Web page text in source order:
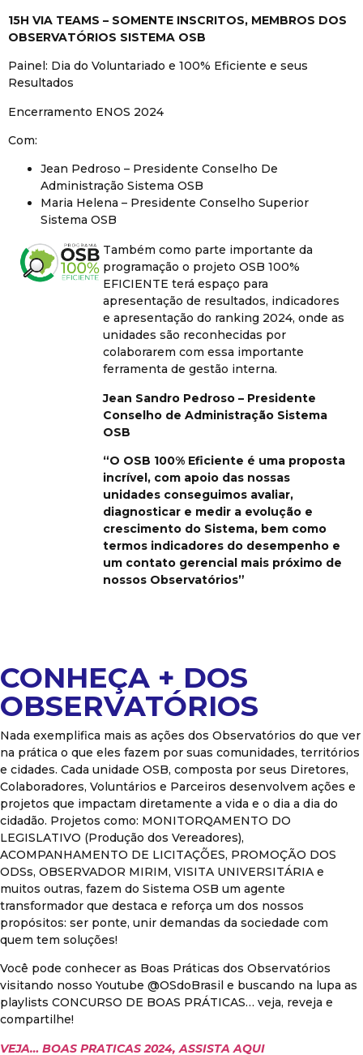
15H VIA TEAMS – SOMENTE INSCRITOS, MEMBROS DOS
OBSERVATÓRIOS SISTEMA OSB
Painel: Dia do Voluntariado e 100% Eficiente e seus
Resultados
Encerramento ENOS 2024
Com:
Jean Pedroso – Presidente Conselho De
Administração Sistema OSB
Maria Helena – Presidente Conselho Superior
Sistema OSB
Também como parte importante da
programação o projeto OSB 100%
EFICIENTE terá espaço para
apresentação de resultados, indicadores
e apresentação do ranking 2024, onde as
unidades são reconhecidas por
colaborarem com essa importante
ferramenta de gestão interna.
Jean Sandro Pedroso – Presidente
Conselho de Administração Sistema
OSB
“O OSB 100% Eficiente é uma proposta
incrível, com apoio das nossas
unidades conseguimos avaliar,
diagnosticar e medir a evolução e
crescimento do Sistema, bem como
termos indicadores do desempenho e
um contato gerencial mais próximo de
nossos Observatórios”
CONHEÇA + DOS
OBSERVATÓRIOS
Nada exemplifica mais as ações dos Observatórios do que ver
na prática o que eles fazem por suas comunidades, territórios
e cidades. Cada unidade OSB, composta por seus Diretores,
Colaboradores, Voluntários e Parceiros desenvolvem ações e
projetos que impactam diretamente a vida e o dia a dia do
cidadão. Projetos como: MONITORQAMENTO DO
LEGISLATIVO (Produção dos Vereadores),
ACOMPANHAMENTO DE LICITAÇÕES, PROMOÇÃO DOS
ODSs, OBSERVADOR MIRIM, VISITA UNIVERSITÁRIA e
muitos outras, fazem do Sistema OSB um agente
transformador que destaca e reforça um dos nossos
propósitos: ser ponte, unir demandas da sociedade com
quem tem soluções!
Você pode conhecer as Boas Práticas dos Observatórios
visitando nosso Youtube @OSdoBrasil e buscando na lupa as
playlists CONCURSO DE BOAS PRÁTICAS… veja, reveja e
compartilhe!
VEJA… BOAS PRATICAS 2024, ASSISTA AQUI